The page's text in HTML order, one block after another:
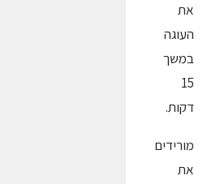
את
העוגה
במשך
15
דקות.
מורידים
את